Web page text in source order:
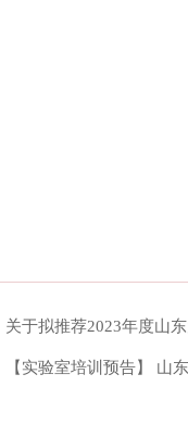
关于拟推荐2023年度山
【实验室培训预告】 山